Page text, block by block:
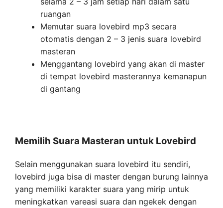
ruangan
Memutar suara lovebird mp3 secara
otomatis dengan 2 – 3 jenis suara lovebird
masteran
Menggantang lovebird yang akan di master
di tempat lovebird masterannya kemanapun
di gantang
Memilih Suara Masteran untuk Lovebird
Selain menggunakan suara lovebird itu sendiri,
lovebird juga bisa di master dengan burung lainnya
yang memiliki karakter suara yang mirip untuk
meningkatkan vareasi suara dan ngekek dengan